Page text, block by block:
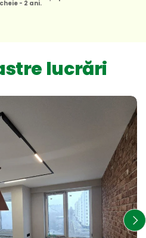
- 2 ani.
lucrări